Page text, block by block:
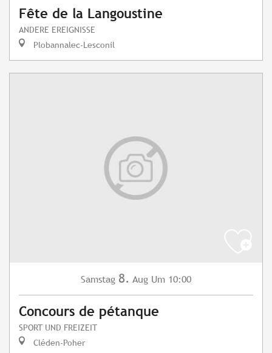
Fête de la Langoustine
ANDERE EREIGNISSE
Plobannalec-Lesconil
Samstag 8. Aug Um 10:00
Concours de pétanque
SPORT UND FREIZEIT
Cléden-Poher